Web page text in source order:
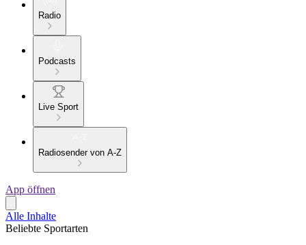
Radio
Podcasts
Live Sport
Radiosender von A-Z
App öffnen
Alle Inhalte
Beliebte Sportarten